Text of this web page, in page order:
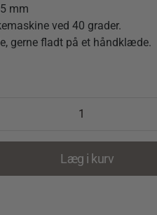
mm
ved 40 grader.
gerne fladt på et håndklæde.
Læg i kurv